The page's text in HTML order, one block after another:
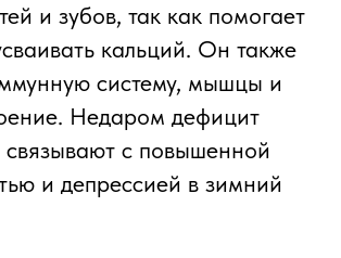
и зубов, так как помогает
кальций. Он также
систему, мышцы и
Недаром дефицит
с повышенной
и депрессией в зимний